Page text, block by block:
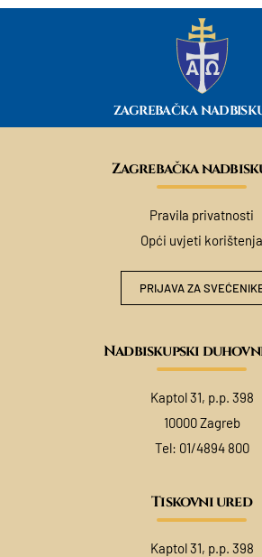
ZAGREBAČKA
Zagrebačka
Pravila privatnosti
Opći uvjeti korištenja
PRIJAVA ZA
Nadbiskupski
Kaptol 31, p.p. 398
10000 Zagreb
Tel: 01/4894 800
Tiskovni ured
Kaptol 31, p.p. 398